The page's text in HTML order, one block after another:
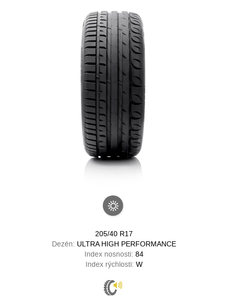
205/40 R17
Dezén: ULTRA HIGH PERFORMANCE
Index nosnosti: 84
Index rýchlosti: W